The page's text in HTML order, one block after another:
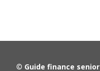
© Guide finance